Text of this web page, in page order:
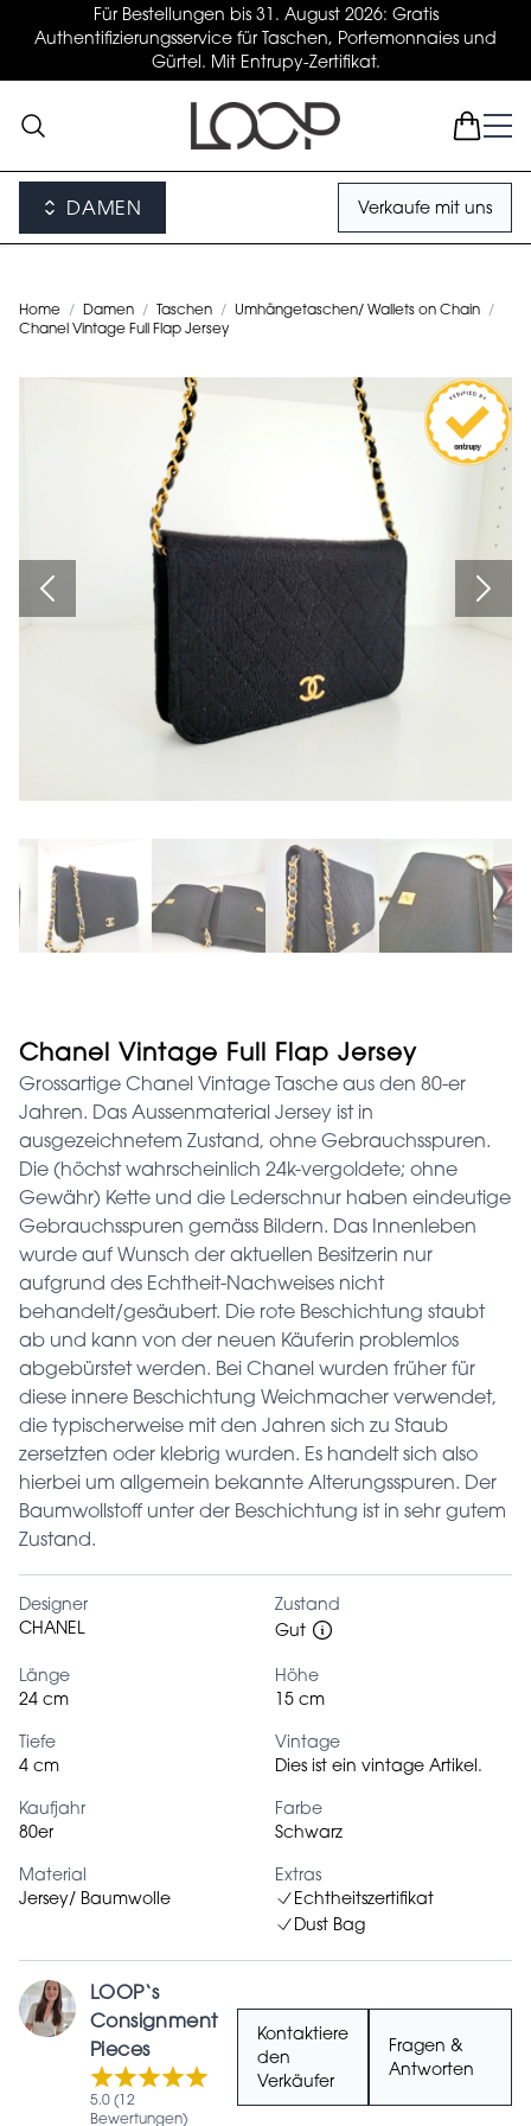
Für Bestellungen bis 31. August 2026: Gratis
Authentifizierungsservice für Taschen, Portemonnaies und
Gürtel. Mit Entrupy-Zertifikat.
DAMEN Verkaufe mit uns
Home / Damen / Taschen / Umhängetaschen/ Wallets on Chain
/
Chanel Vintage Full Flap Jersey
Chanel Vintage Full Flap Jersey
Grossartige Chanel Vintage Tasche aus den 80-er
Jahren. Das Aussenmaterial Jersey ist in
ausgezeichnetem Zustand, ohne Gebrauchsspuren.
Die (höchst wahrscheinlich 24k-vergoldete; ohne
Gewähr) Kette und die Lederschnur haben eindeutige
Gebrauchsspuren gemäss Bildern. Das Innenleben
wurde auf Wunsch der aktuellen Besitzerin nur
aufgrund des Echtheit-Nachweises nicht
behandelt/gesäubert. Die rote Beschichtung staubt
ab und kann von der neuen Käuferin problemlos
abgebürstet werden. Bei Chanel wurden früher für
diese innere Beschichtung Weichmacher verwendet,
die typischerweise mit den Jahren sich zu Staub
zersetzten oder klebrig wurden. Es handelt sich also
hierbei um allgemein bekannte Alterungsspuren. Der
Baumwollstoff unter der Beschichtung ist in sehr gutem
Zustand.
Designer
CHANEL
Zustand
Gut
Länge
24 cm
Höhe
15 cm
Tiefe
4 cm
Vintage
Dies ist ein vintage Artikel.
Kaufjahr
80er
Farbe
Schwarz
Material
Jersey/ Baumwolle
Extras
Echtheitszertifikat
Dust Bag
LOOP‘s
Consignment
Pieces
5.0 (12
Bewertungen)
Kontaktiere
den
Verkäufer
Fragen &
Antworten